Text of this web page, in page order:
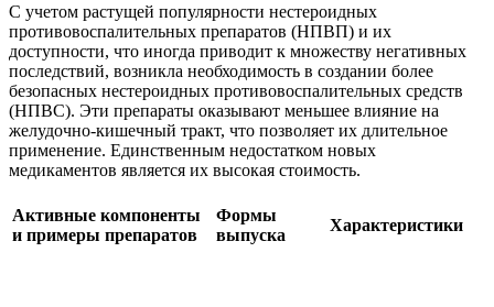
С учетом растущей популярности нестероидных
противовоспалительных препаратов (НПВП) и их
доступности, что иногда приводит к множеству негативных
последствий, возникла необходимость в создании более
безопасных нестероидных противовоспалительных средств
(НПВС). Эти препараты оказывают меньшее влияние на
желудочно-кишечный тракт, что позволяет их длительное
применение. Единственным недостатком новых
медикаментов является их высокая стоимость.
Активные компоненты
и примеры препаратов
Формы
выпуска
Характеристики